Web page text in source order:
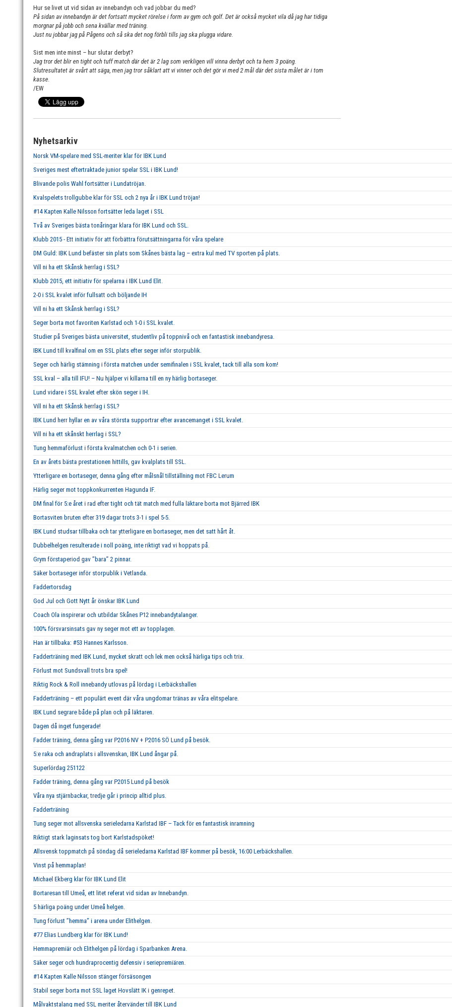
Hur se livet ut vid sidan av innebandyn och vad jobbar du med?
På sidan av innebandyn är det fortsatt mycket rörelse i form av gym och golf. Det är också mycket vila då jag har tidiga
morgnar på jobb och sena kvällar med träning.
Just nu jobbar jag på Pågens och så ska det nog förbli tills jag ska plugga vidare.
Sist men inte minst – hur slutar derbyt?
Jag tror det blir en tight och tuff match där det är 2 lag som verkligen vill vinna derbyt och ta hem 3 poäng.
Slutresultatet är svårt att säga, men jag tror såklart att vi vinner och det gör vi med 2 mål där det sista målet är i tom
kasse.
/EW
Nyhetsarkiv
Norsk VM-spelare med SSL-meriter klar för IBK Lund
Sveriges mest eftertraktade junior spelar SSL i IBK Lund!
Blivande polis Wahl fortsätter i Lundatröjan.
Kvalspelets trollgubbe klar för SSL och 2 nya år i IBK Lund tröjan!
#14 Kapten Kalle Nilsson fortsätter leda laget i SSL
Två av Sveriges bästa tonåringar klara för IBK Lund och SSL.
Klubb 2015 - Ett initiativ för att förbättra förutsättningarna för våra spelare
DM Guld: IBK Lund befäster sin plats som Skånes bästa lag – extra kul med TV sporten på plats.
Vill ni ha ett Skånsk herrlag i SSL?
Klubb 2015, ett initiativ för spelarna i IBK Lund Elit.
2-0 i SSL kvalet inför fullsatt och böljande IH
Vill ni ha ett Skånsk herrlag i SSL?
Seger borta mot favoriten Karlstad och 1-0 i SSL kvalet.
Studier på Sveriges bästa universitet, studentliv på toppnivå och en fantastisk innebandyresa.
IBK Lund till kvalfinal om en SSL plats efter seger inför storpublik.
Seger och härlig stämning i första matchen under semifinalen i SSL kvalet, tack till alla som kom!
SSL kval – alla till IFU! – Nu hjälper vi killarna till en ny härlig bortaseger.
Lund vidare i SSL kvalet efter skön seger i IH.
Vill ni ha ett Skånsk herrlag i SSL?
IBK Lund herr hyllar en av våra största supportrar efter avancemanget i SSL kvalet.
Vill ni ha ett skånskt herrlag i SSL?
Tung hemmaförlust i första kvalmatchen och 0-1 i serien.
En av årets bästa prestationen hittills, gav kvalplats till SSL.
Ytterligare en bortaseger, denna gång efter målsnål tillställning mot FBC Lerum
Härlig seger mot toppkonkurrenten Hagunda IF.
DM final för 5:e året i rad efter tight och tät match med fulla läktare borta mot Bjärred IBK
Bortasviten bruten efter 319 dagar trots 3-1 i spel 5-5.
IBK Lund studsar tillbaka och tar ytterligare en bortaseger, men det satt hårt åt.
Dubbelhelgen resulterade i noll poäng, inte riktigt vad vi hoppats på.
Grym förstaperiod gav ’’bara’’ 2 pinnar.
Säker bortaseger inför storpublik i Vetlanda.
Faddertorsdag
God Jul och Gott Nytt år önskar IBK Lund
Coach Ola inspirerar och utbildar Skånes P12 innebandytalanger.
100% försvarsinsats gav ny seger mot ett av topplagen.
Han är tillbaka: #53 Hannes Karlsson.
Fadderträning med IBK Lund, mycket skratt och lek men också härliga tips och trix.
Förlust mot Sundsvall trots bra spel!
Riktig Rock & Roll innebandy utlovas på lördag i Lerbäckshallen
Fadderträning – ett populärt event där våra ungdomar tränas av våra elitspelare.
IBK Lund segrare både på plan och på läktaren.
Dagen då inget fungerade!
Fadder träning, denna gång var P2016 NV + P2016 SÖ Lund på besök.
5:e raka och andraplats i allsvenskan, IBK Lund ångar på.
Superlördag 251122
Fadder träning, denna gång var P2015 Lund på besök
Våra nya stjärnbackar, tredje går i princip alltid plus.
Fadderträning
Tung seger mot allsvenska serieledarna Karlstad IBF – Tack för en fantastisk inramning
Riktigt stark laginsats tog bort Karlstadspöket!
Allsvensk toppmatch på söndag då serieledarna Karlstad IBF kommer på besök, 16:00 Lerbäckshallen.
Vinst på hemmaplan!
Michael Ekberg klar för IBK Lund Elit
Bortaresan till Umeå, ett litet referat vid sidan av Innebandyn.
5 härliga poäng under Umeå helgen.
Tung förlust ’’hemma’’ i arena under Elithelgen.
#77 Elias Lundberg klar för IBK Lund!
Hemmapremiär och Elithelgen på lördag i Sparbanken Arena.
Säker seger och hundraprocentig defensiv i seriepremiären.
#14 Kapten Kalle Nilsson stänger försäsongen
Stabil seger borta mot SSL laget Hovslätt IK i genrepet.
Målvaktstalang med SSL meriter återvänder till IBK Lund